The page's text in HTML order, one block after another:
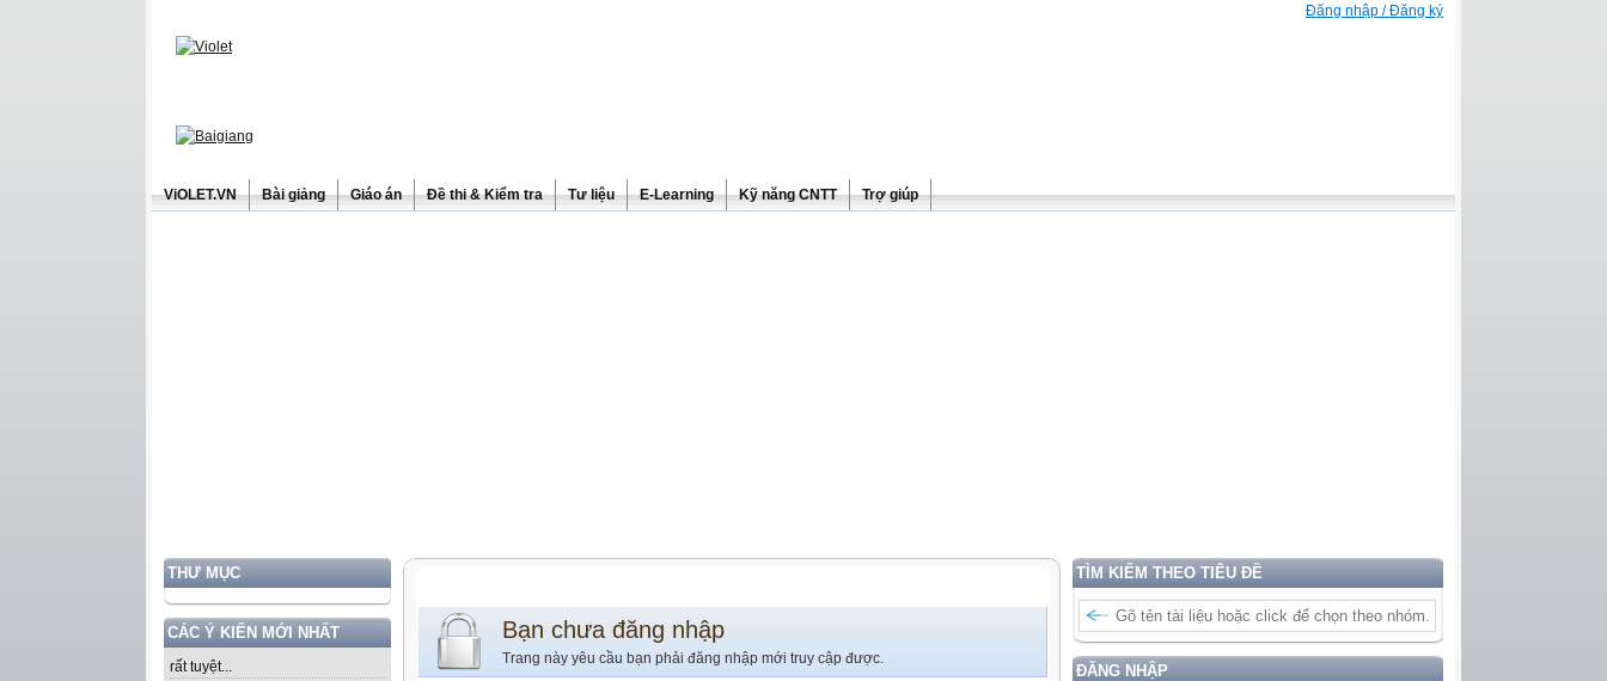
Đăng nhập / Đăng ký
ViOLET.VN Bài giảng Giáo án Đề thi & Kiểm tra Tư liệu E-Learning Kỹ năng CNTT Trợ giúp
THƯ MỤC
CÁC Ý KIẾN MỚI NHẤT
rất tuyệt...
TÌM KIẾM THEO TIÊU ĐỀ
ĐĂNG NHẬP
Bạn chưa đăng nhập
Trang này yêu cầu bạn phải đăng nhập mới truy cập được.